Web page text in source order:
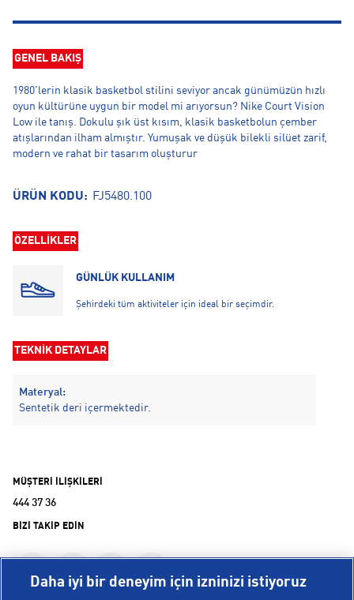
GENEL BAKIŞ
1980'lerin klasik basketbol stilini seviyor ancak günümüzün hızlı
oyun kültürüne uygun bir model mi arıyorsun? Nike Court Vision
Low ile tanış. Dokulu şık üst kısım, klasik basketbolun çember
atışlarından ilham almıştır. Yumuşak ve düşük bilekli silüet zarif,
modern ve rahat bir tasarım oluşturur
ÜRÜN KODU: FJ5480.100
ÖZELLİKLER
GÜNLÜK KULLANIM
Şehirdeki tüm aktiviteler için ideal bir seçimdir.
TEKNİK DETAYLAR
Materyal:
Sentetik deri içermektedir.
MÜŞTERİ İLİŞKİLERİ
444 37 36
BİZİ TAKİP EDİN
Daha iyi bir deneyim için izninizi istiyoruz